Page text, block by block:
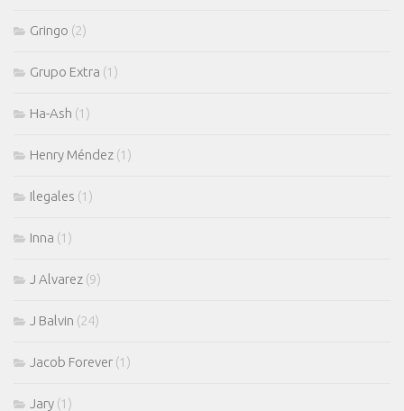
Gringo (2)
Grupo Extra (1)
Ha-Ash (1)
Henry Méndez (1)
Ilegales (1)
Inna (1)
J Alvarez (9)
J Balvin (24)
Jacob Forever (1)
Jary (1)